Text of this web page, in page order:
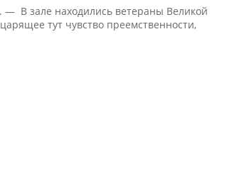
— В зале находились ветераны Великой
тут чувство преемственности,